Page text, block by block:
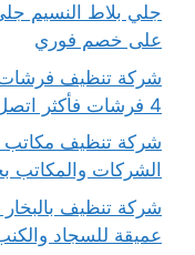
على خصم فوري
4 فرشات فأكثر اتصل بنا الان
الشركات والمكاتب
عميقة للسجاد